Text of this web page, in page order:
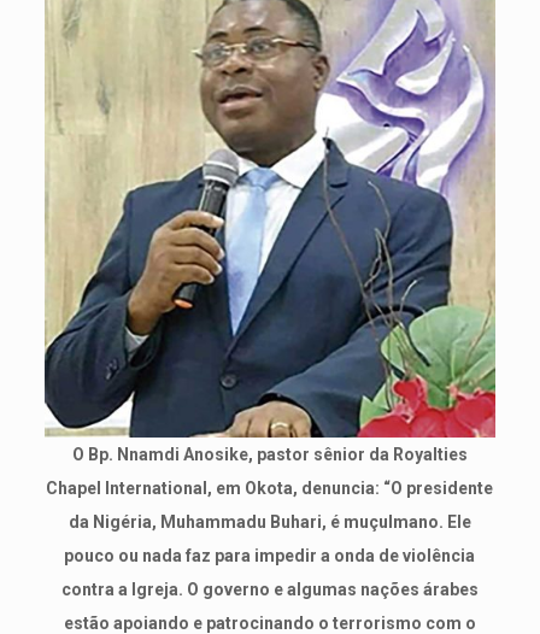
O Bp. Nnamdi Anosike, pastor sênior da Royalties
Chapel International, em Okota, denuncia: “O presidente
da Nigéria, Muhammadu Buhari, é muçulmano. Ele
pouco ou nada faz para impedir a onda de violência
contra a Igreja. O governo e algumas nações árabes
estão apoiando e patrocinando o terrorismo com o